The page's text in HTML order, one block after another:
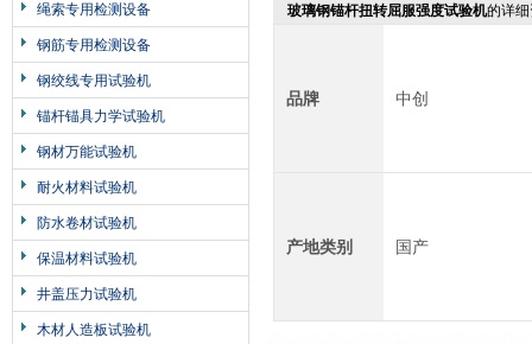
绳索专用检测设备
钢筋专用检测设备
钢绞线专用试验机
锚杆锚具力学试验机
钢材万能试验机
耐火材料试验机
防水卷材试验机
保温材料试验机
井盖压力试验机
木材人造板试验机
玻璃钢锚杆扭转屈服强度试验机的详
品牌 中创
产地类别 国产